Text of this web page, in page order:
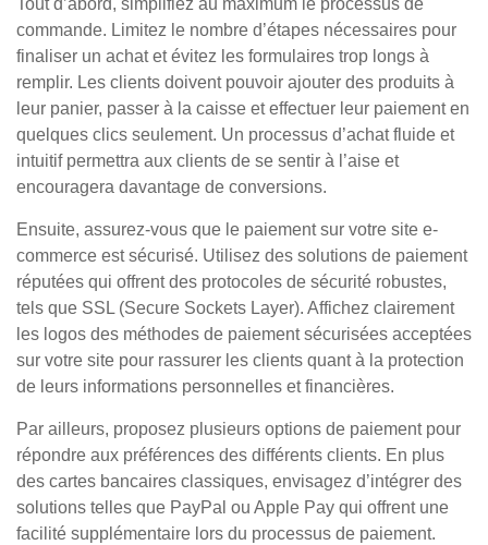
Tout d’abord, simplifiez au maximum le processus de
commande. Limitez le nombre d’étapes nécessaires pour
finaliser un achat et évitez les formulaires trop longs à
remplir. Les clients doivent pouvoir ajouter des produits à
leur panier, passer à la caisse et effectuer leur paiement en
quelques clics seulement. Un processus d’achat fluide et
intuitif permettra aux clients de se sentir à l’aise et
encouragera davantage de conversions.
Ensuite, assurez-vous que le paiement sur votre site e-
commerce est sécurisé. Utilisez des solutions de paiement
réputées qui offrent des protocoles de sécurité robustes,
tels que SSL (Secure Sockets Layer). Affichez clairement
les logos des méthodes de paiement sécurisées acceptées
sur votre site pour rassurer les clients quant à la protection
de leurs informations personnelles et financières.
Par ailleurs, proposez plusieurs options de paiement pour
répondre aux préférences des différents clients. En plus
des cartes bancaires classiques, envisagez d’intégrer des
solutions telles que PayPal ou Apple Pay qui offrent une
facilité supplémentaire lors du processus de paiement.